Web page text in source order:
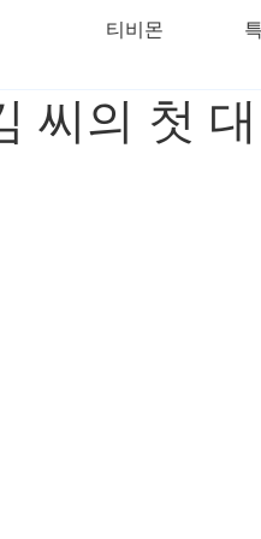
티비몬
씨의 첫